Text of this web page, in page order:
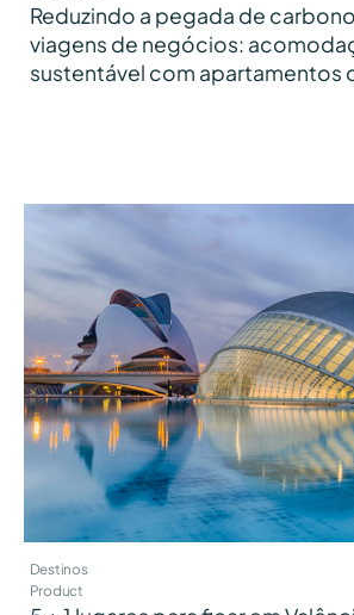
Reduzindo a pegada de
viagens de negócios:
sustentável com apartamentos
Destinos
Product